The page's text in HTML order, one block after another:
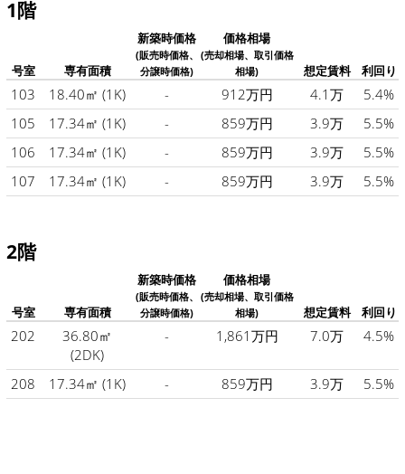
1階
号室 専有面積
新築時価格
(販売時価格、
分譲時価格)
価格相場
(売却相場、取引価格
相場)
想定賃料 利回り
103 18.40㎡ (1K) - 912万円 4.1万
5.4%
105
17.34㎡ (1K) - 859万円 3.9万
5.5%
106
17.34㎡ (1K) - 859万円 3.9万
5.5%
107
17.34㎡ (1K) - 859万円 3.9万 5.5%
2階
号室 専有面積
新築時価格
(販売時価格、
分譲時価格)
価格相場
(売却相場、取引価格
相場)
想定賃料 利回り
202
36.80㎡
(2DK)
- 1,861万円 7.0万 4.5%
208 17.34㎡ (1K) - 859万円 3.9万 5.5%